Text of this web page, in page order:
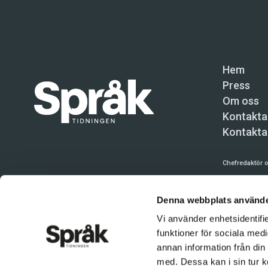
Denna webbplats
Vi använder
funktioner för sociala
annan information från
med. Dessa kan i sin tur
Hem
Press
Om oss
Chefredaktör
Kundtjänst
Användning
tillåten.
©